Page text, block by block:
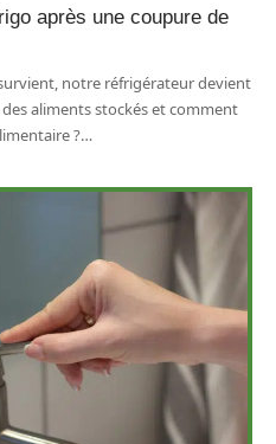
après une coupure de
notre réfrigérateur devient
aliments stockés et comment
?…